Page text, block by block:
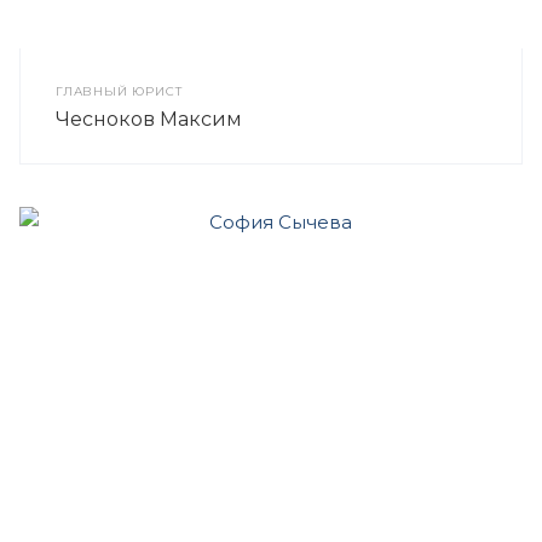
ГЛАВНЫЙ ЮРИСТ
Чесноков Максим